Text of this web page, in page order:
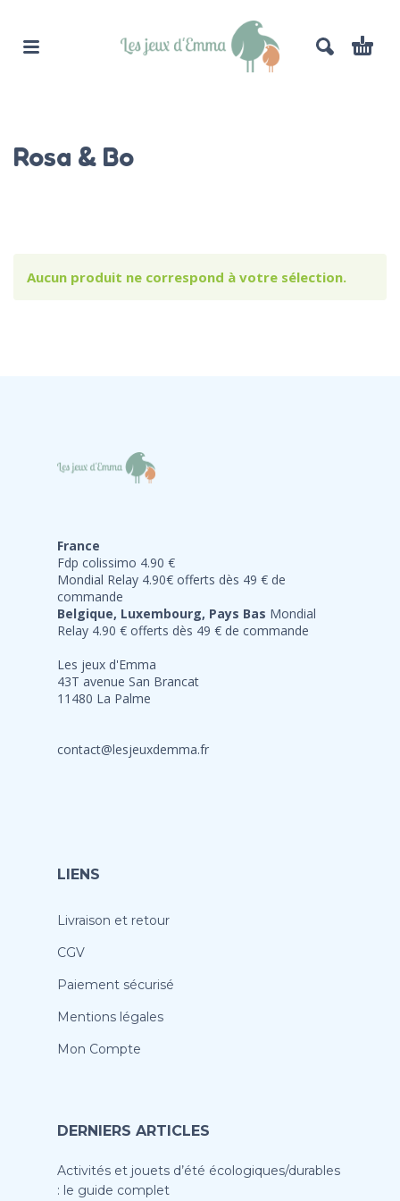
Rosa & Bo
Aucun produit ne correspond à votre sélection.
France
Fdp colissimo 4.90 €
Mondial Relay 4.90€ offerts dès 49 € de
commande
Belgique, Luxembourg, Pays Bas Mondial
Relay 4.90 € offerts dès 49 € de commande
Les jeux d'Emma
43T avenue San Brancat
11480 La Palme
contact@lesjeuxdemma.fr
LIENS
Livraison et retour
CGV
Paiement sécurisé
Mentions légales
Mon Compte
DERNIERS ARTICLES
Activités et jouets d’été écologiques/durables
: le guide complet